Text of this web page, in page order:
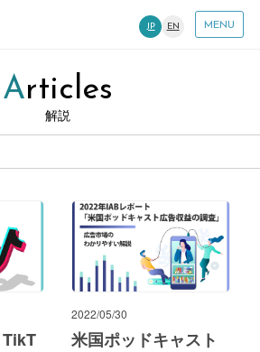
JP EN MENU
Articles
解説
TikT
2022/05/30
米国ポッドキャスト